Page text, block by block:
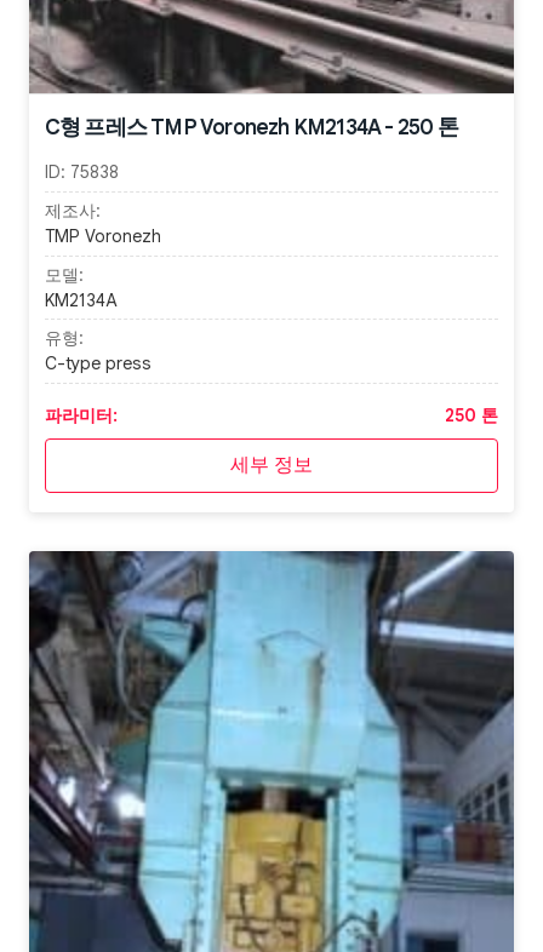
C형 프레스 TMP Voronezh KM2134A - 250 톤
ID: 75838
제조사:
TMP Voronezh
모델:
KM2134A
유형:
C-type press
파라미터: 250 톤
세부 정보